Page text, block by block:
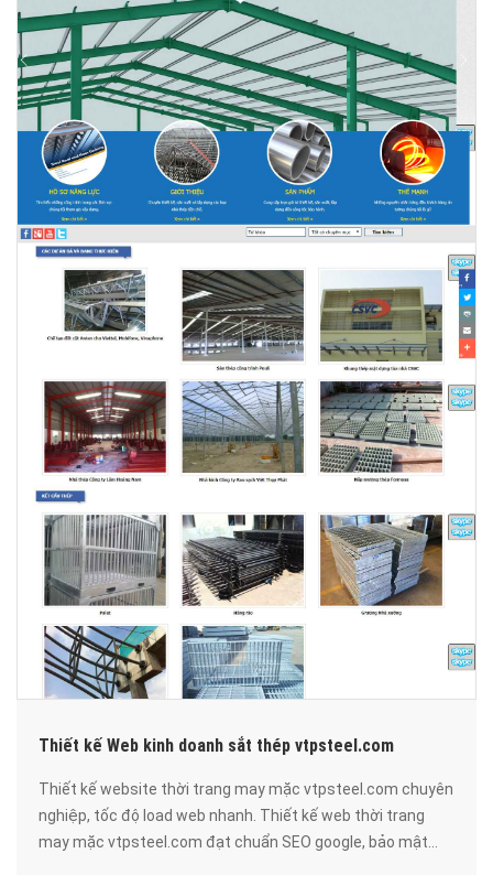
Thiết kế Web kinh doanh sắt thép vtpsteel.com
Thiết kế website thời trang may mặc vtpsteel.com chuyên
nghiệp, tốc độ load web nhanh. Thiết kế web thời trang
may mặc vtpsteel.com đạt chuẩn SEO google, bảo mật